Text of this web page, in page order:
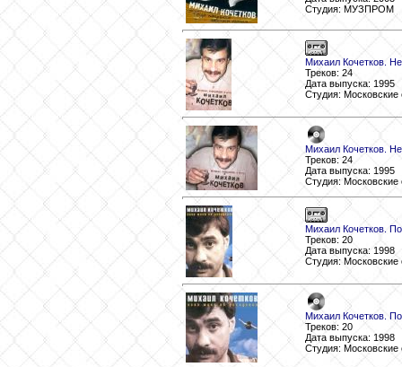
Студия: МУЗПРОМ
Михаил Кочетков.
Треков: 24
Дата выпуска: 1995
Студия: Московские
Михаил Кочетков.
Треков: 24
Дата выпуска: 1995
Студия: Московские
Михаил Кочетков.
Треков: 20
Дата выпуска: 1998
Студия: Московские
Михаил Кочетков.
Треков: 20
Дата выпуска: 1998
Студия: Московские